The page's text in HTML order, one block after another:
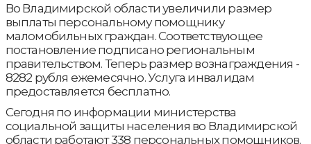
Во Владимирской области увеличили размер
выплаты персональному помощнику
маломобильных граждан. Соответствующее
постановление подписано региональным
правительством. Теперь размер вознаграждения -
8282 рубля ежемесячно. Услуга инвалидам
предоставляется бесплатно.
Cегодня по информации министерства
социальной защиты населения во Владимирской
области работают 338 персональных помощников.